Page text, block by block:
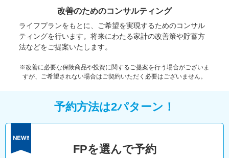
改善のためのコンサルティング
ライフプランをもとに、ご希望を実現するためのコンサル
ティングを行います。将来にわたる家計の改善策や貯蓄方
法などをご提案いたします。
※改善に必要な保険商品や投資に関するご提案を行う場合がございま
すが、ご希望されない場合はご契約いただく必要はございません。
予約方法は2パターン！
FPを選んで予約